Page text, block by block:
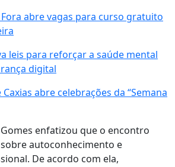
Fora abre vagas para curso gratuito
leis para reforçar a saúde mental
digital
abre celebrações da “Semana
enfatizou que o encontro
autoconhecimento e
De acordo com ela,